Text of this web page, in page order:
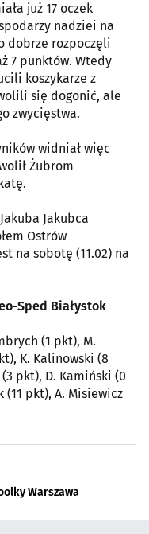
już 17 oczek
nadziei na
dobrze rozpoczęli
7 punktów. Wtedy
koszykarze z
się dogonić, ale
zwycięstwa.
widniał więc
Żubrom
Jakubca
Ostrów
na sobotę (11.02) na
Sped Białystok
(1 pkt), M.
K. Kalinowski (8
pkt), D. Kamiński (0
(11 pkt), A. Misiewicz
Warszawa